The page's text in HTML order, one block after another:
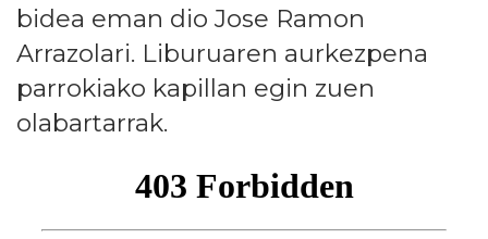
bidea eman dio Jose Ramon
Arrazolari. Liburuaren aurkezpena
parrokiako kapillan egin zuen
olabartarrak.